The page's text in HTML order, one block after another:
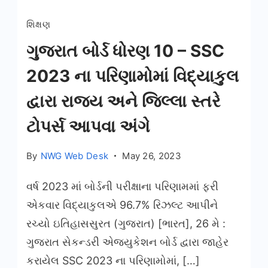
શિક્ષણ
ગુજરાત બોર્ડ ધોરણ 10 – SSC
2023 ના પરિણામોમાં વિદ્યાકુલ
દ્વારા રાજ્ય અને જિલ્લા સ્તરે
ટોપર્સ આપવા અંગે
By NWG Web Desk May 26, 2023
વર્ષ 2023 માં બોર્ડની પરીક્ષાના પરિણામમાં ફરી
એકવાર વિદ્યાકુલએ 96.7% રિઝલ્ટ આપીને
રચ્યો ઇતિહાસસુરત (ગુજરાત) [ભારત], 26 મે :
ગુજરાત સેકન્ડરી એજ્યુકેશન બોર્ડ દ્વારા જાહેર
કરાયેલ SSC 2023 ના પરિણામોમાં, […]